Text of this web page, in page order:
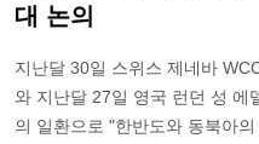
대 논의
지난달 30일 스위스 제네바
와 지난달 27일 영국 런던 성 에
의 일환으로 "한반도와 동북아